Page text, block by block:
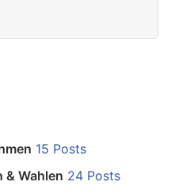
15 Posts
& Wahlen 24 Posts